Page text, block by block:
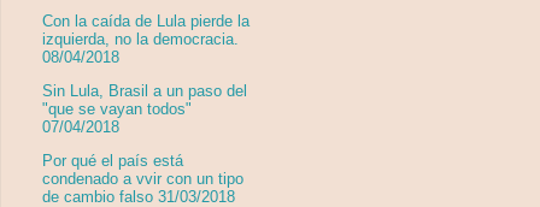
Con la caída de Lula pierde la
izquierda, no la democracia.
08/04/2018
Sin Lula, Brasil a un paso del
"que se vayan todos"
07/04/2018
Por qué el país está
condenado a vvir con un tipo
de cambio falso 31/03/2018